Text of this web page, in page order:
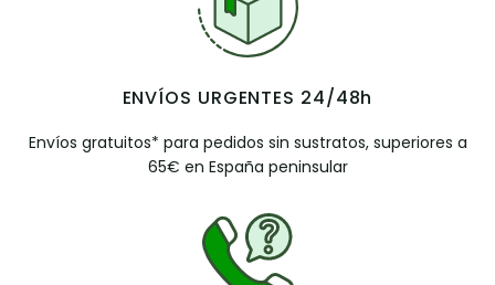
ENVÍOS URGENTES 24/48h
Envíos gratuitos* para pedidos sin sustratos, superiores a
65€ en España peninsular